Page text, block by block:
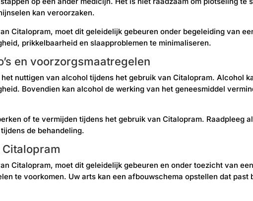
kan veroorzaken.
Citalopram, moet dit geleidelijk gebeuren onder begeleiding van
prikkelbaarheid en slaapproblemen te minimaliseren.
en voorzorgsmaatregelen
nuttigen van alcohol tijdens het gebruik van Citalopram. Alcohol
Bovendien kan alcohol de werking van het geneesmiddel
of te vermijden tijdens het gebruik van Citalopram. Raadpleeg
de behandeling.
Citalopram, moet dit geleidelijk gebeuren en onder toezicht van
te voorkomen. Uw arts kan een afbouwschema opstellen dat